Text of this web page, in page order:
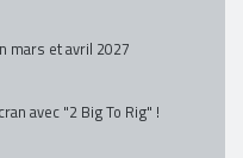
mars et avril 2027
avec "2 Big To Rig" !